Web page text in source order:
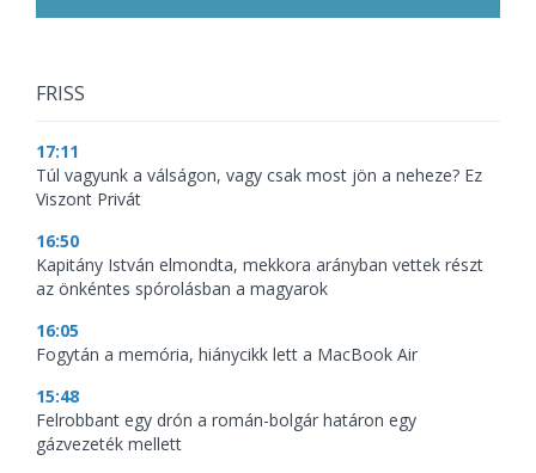
FRISS
17:11
Túl vagyunk a válságon, vagy csak most jön a neheze? Ez
Viszont Privát
16:50
Kapitány István elmondta, mekkora arányban vettek részt
az önkéntes spórolásban a magyarok
16:05
Fogytán a memória, hiánycikk lett a MacBook Air
15:48
Felrobbant egy drón a román-bolgár határon egy
gázvezeték mellett